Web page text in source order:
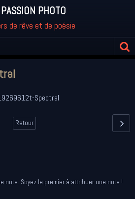
PHOTO
de rêve et de poésie
Retour
note. Soyez le premier à attribuer une note !